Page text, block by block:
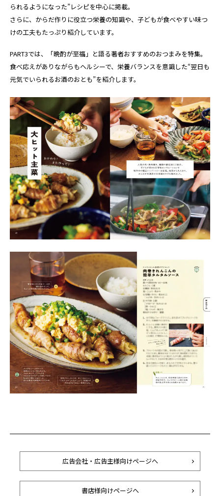
られるようになった”レシピを中心に掲載。
さらに、からだ作りに役立つ栄養の知識や、子どもが食べやすい味つ
けの工夫もたっぷり紹介しています。
PART3では、「晩酌が至福」と語る著者おすすめのおつまみを特集。
食べ応えがありながらもヘルシーで、栄養バランスを意識した“翌日も
元気でいられるお酒のおとも”を紹介します。
広告会社・広告主様向けページへ
書店様向けページへ